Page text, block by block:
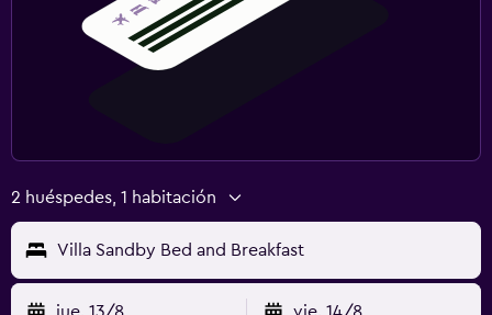
2 huéspedes, 1 habitación
Villa Sandby Bed and Breakfast